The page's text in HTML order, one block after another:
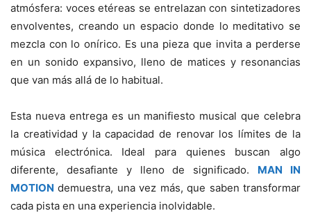
atmósfera: voces etéreas se entrelazan con sintetizadores
envolventes, creando un espacio donde lo meditativo se
mezcla con lo onírico. Es una pieza que invita a perderse
en un sonido expansivo, lleno de matices y resonancias
que van más allá de lo habitual.
Esta nueva entrega es un manifiesto musical que celebra
la creatividad y la capacidad de renovar los límites de la
música electrónica. Ideal para quienes buscan algo
diferente, desafiante y lleno de significado. MAN IN
MOTION demuestra, una vez más, que saben transformar
cada pista en una experiencia inolvidable.